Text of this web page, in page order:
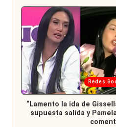
Publicada
en
Redes
“Lamento la ida de
supuesta salida y